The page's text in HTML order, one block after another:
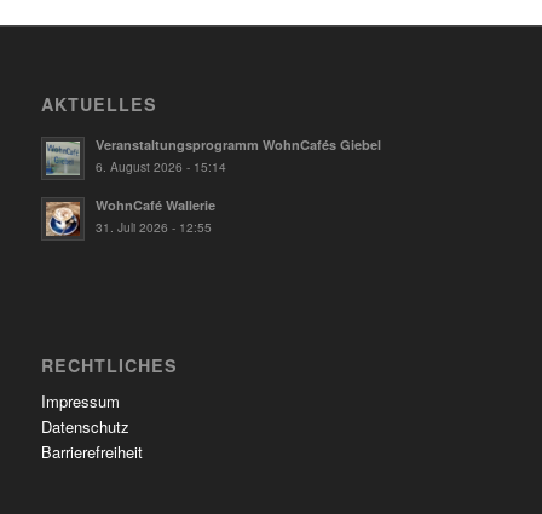
AKTUELLES
Veranstaltungsprogramm WohnCafés Giebel
6. August 2026 - 15:14
WohnCafé Wallerie
31. Juli 2026 - 12:55
RECHTLICHES
Impressum
Datenschutz
Barrierefreiheit